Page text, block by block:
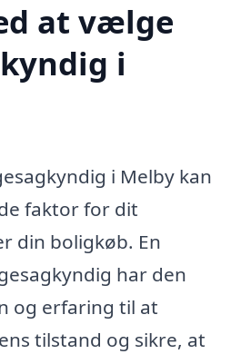
at vælge
i
i Melby kan
faktor for dit
din boligkøb. En
har den
og erfaring til at
tilstand og sikre, at